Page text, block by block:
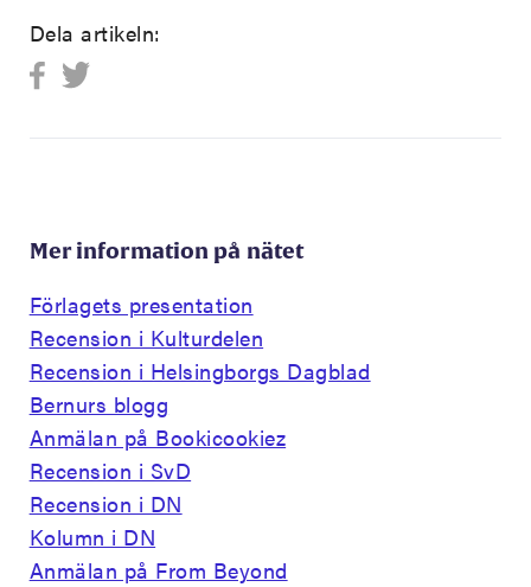
Dela artikeln:
Mer information på nätet
Förlagets presentation
Recension i Kulturdelen
Recension i Helsingborgs Dagblad
Bernurs blogg
Anmälan på Bookicookiez
Recension i SvD
Recension i DN
Kolumn i DN
Anmälan på From Beyond